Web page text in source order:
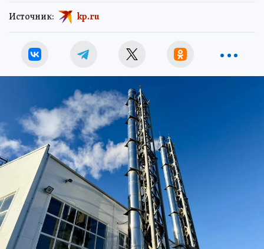
Источник: kp.ru